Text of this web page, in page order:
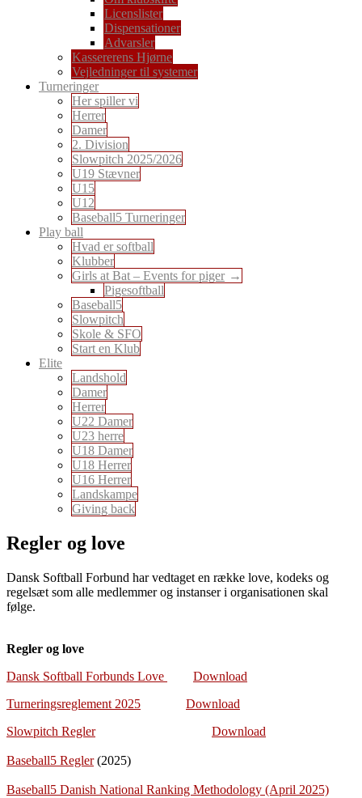
Licenslister
Dispensationer
Advarsler
Kassererens Hjørne
Vejledninger til systemer
Turneringer
Her spiller vi
Herrer
Damer
2. Division
Slowpitch 2025/2026
U19 Stævner
U15
U12
Baseball5 Turneringer
Play ball
Hvad er softball
Klubber
Girls at Bat – Events for piger
Pigesoftball
Baseball5
Slowpitch
Skole & SFO
Start en Klub
Elite
Landshold
Damer
Herrer
U22 Damer
U23 herre
U18 Damer
U18 Herrer
U16 Herrer
Landskampe
Giving back
Regler og love
Dansk Softball Forbund har vedtaget en række love, kodeks og
regelsæt som alle medlemmer og instanser i organisationen skal
følge.
Regler og love
Dansk Softball Forbunds Love
Download
Turneringsreglement 2025
Download
Slowpitch Regler
Download
Baseball5 Regler(2025)
Baseball5 Danish National Ranking Methodology (April 2025)